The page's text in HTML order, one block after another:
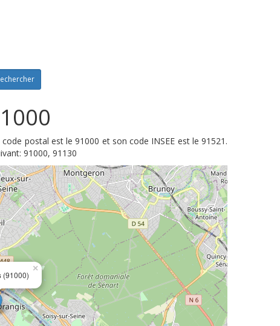
postal est le 91000 et son code INSEE est le 91521.
91000, 91130
(91000)
×